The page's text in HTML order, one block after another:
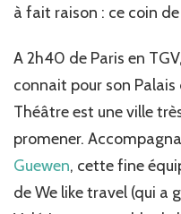
à fait raison : ce coin
A 2h40 de Paris en TGV,
connait pour son Palais
Théâtre est une ville
promener.
Guewen, cette fine
de We like travel (qui a